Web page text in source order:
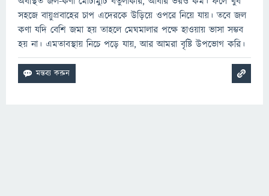
সহজে বায়ুপ্রবাহের চাপ এদেরকে উড়িয়ে ওপরে নিয়ে যায়। তবে জল
কণা যদি বেশি জমা হয় তাহলে মেঘমালার পক্ষে হাওয়ায় ভাসা সম্ভব
হয় না। এমতাবস্থায় নিচে পড়ে যায়, আর আমরা বৃষ্টি উপভোগ করি।